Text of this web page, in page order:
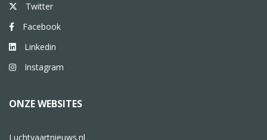
Twitter
Facebook
Linkedin
Instagram
ONZE WEBSITES
Luchtvaartnieuws.nl